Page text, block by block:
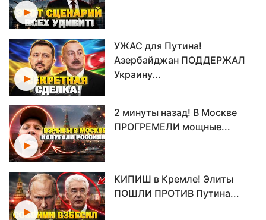
УЖАС для Путина!
Азербайджан ПОДДЕРЖАЛ
Украину...
2 минуты назад! В Москве
ПРОГРЕМЕЛИ мощные...
КИПИШ в Кремле! Элиты
ПОШЛИ ПРОТИВ Путина...